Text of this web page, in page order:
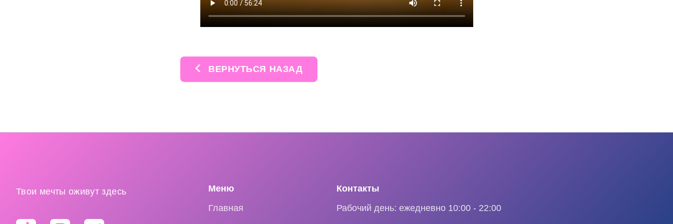
ВЕРНУТЬСЯ НАЗАД
Твои мечты оживут здесь
Меню
Главная
Контакты
Рабочий день: ежедневно 10:00 - 22:00